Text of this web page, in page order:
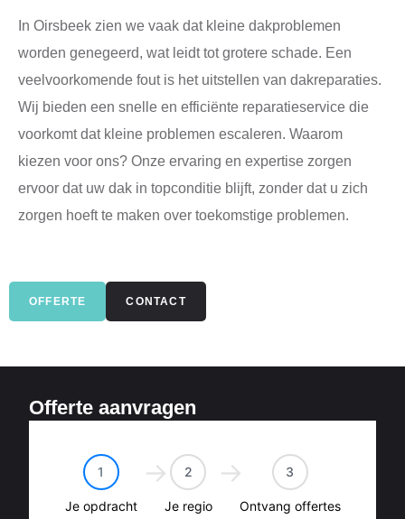
In Oirsbeek zien we vaak dat kleine dakproblemen
worden genegeerd, wat leidt tot grotere schade. Een
veelvoorkomende fout is het uitstellen van dakreparaties.
Wij bieden een snelle en efficiënte reparatieservice die
voorkomt dat kleine problemen escaleren. Waarom
kiezen voor ons? Onze ervaring en expertise zorgen
ervoor dat uw dak in topconditie blijft, zonder dat u zich
zorgen hoeft te maken over toekomstige problemen.
OFFERTE CONTACT
Offerte aanvragen